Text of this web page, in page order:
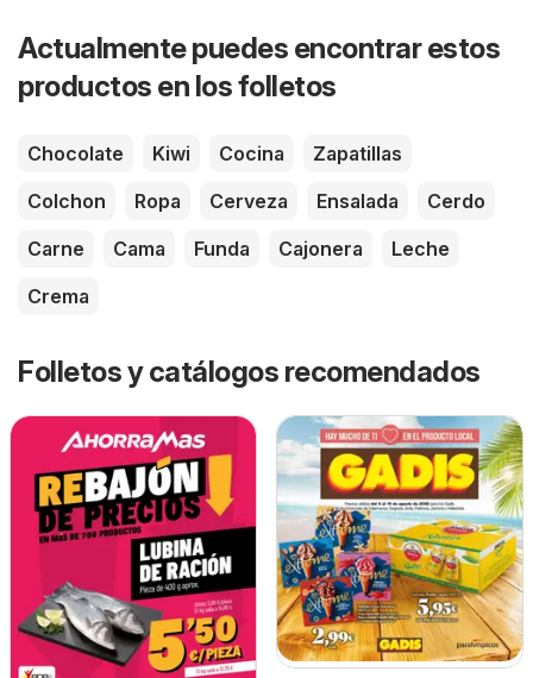
Actualmente puedes encontrar estos
productos en los folletos
Chocolate Kiwi Cocina
Zapatillas
Colchon
Ropa Cerveza Ensalada
Cerdo
Carne
Cama Funda Cajonera
Leche
Crema
Folletos y catálogos recomendados